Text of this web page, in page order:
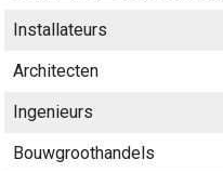
Installateurs
Architecten
Ingenieurs
Bouwgroothandels